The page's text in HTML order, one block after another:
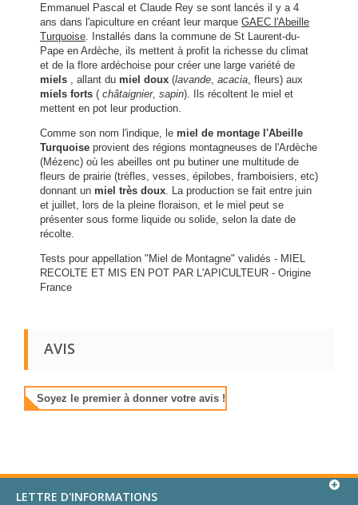
Emmanuel Pascal et Claude Rey se sont lancés il y a 4
ans dans l'apiculture en créant leur marque GAEC l'Abeille
Turquoise . Installés dans la commune de St Laurent-du-
Pape en Ardèche, ils mettent à profit la richesse du climat
et de la flore ardéchoise pour créer une large variété de
miels , allant du miel doux (lavande acacia , fleurs) aux
miels forts ( châtaignier, sapin). Ils récoltent le miel et
mettent en pot leur production.
Comme son nom l'indique, le miel de montage l'Abeille
Turquoise provient des régions montagneuses de l'Ardèche
(Mézenc) où les abeilles ont pu butiner une multitude de
fleurs de prairie (trèfles, vesses, épilobes, framboisiers, etc)
donnant un miel très doux . La production se fait entre juin
et juillet, lors de la pleine floraison, et le miel peut se
présenter sous forme liquide ou solide, selon la date de
récolte.
Tests pour appellation "Miel de Montagne" validés - MIEL
RECOLTE ET MIS EN POT PAR L'APICULTEUR - Origine
France
AVIS
Soyez le premier à donner votre avis !
LETTRE D'INFORMATIONS